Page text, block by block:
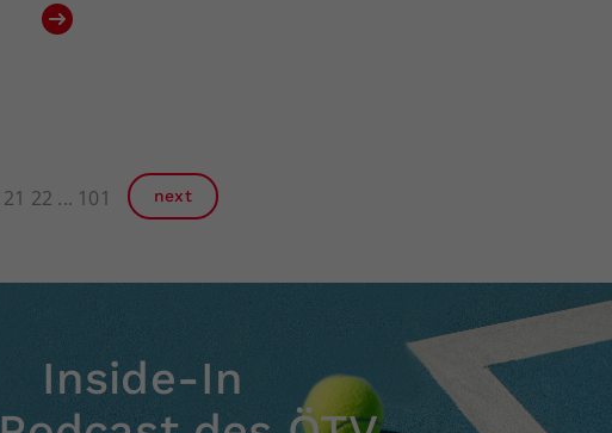
21 22 101 next
Inside-In